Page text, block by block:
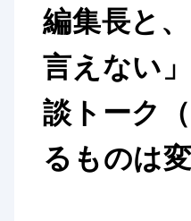
編集長と
言えない
談トーク
るものは